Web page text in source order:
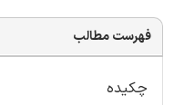
فهرست مطالب
چکیده